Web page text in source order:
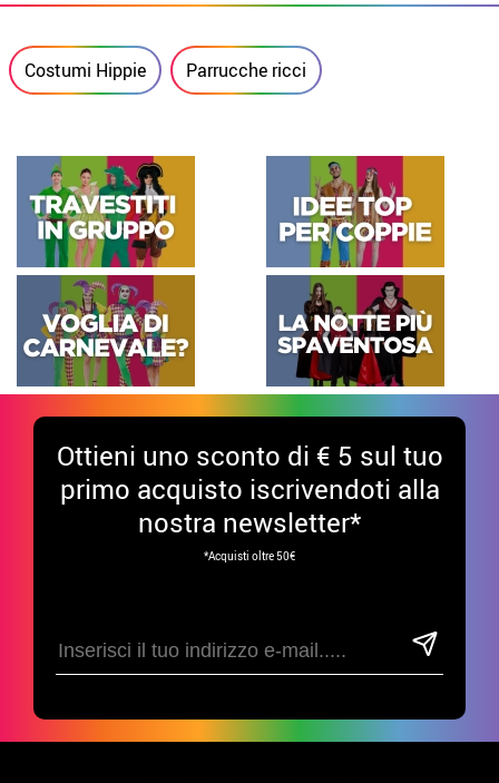
Costumi Hippie Parrucche ricci
Ottieni uno sconto di € 5 sul tuo
primo acquisto iscrivendoti alla
nostra newsletter*
*Acquisti oltre 50€